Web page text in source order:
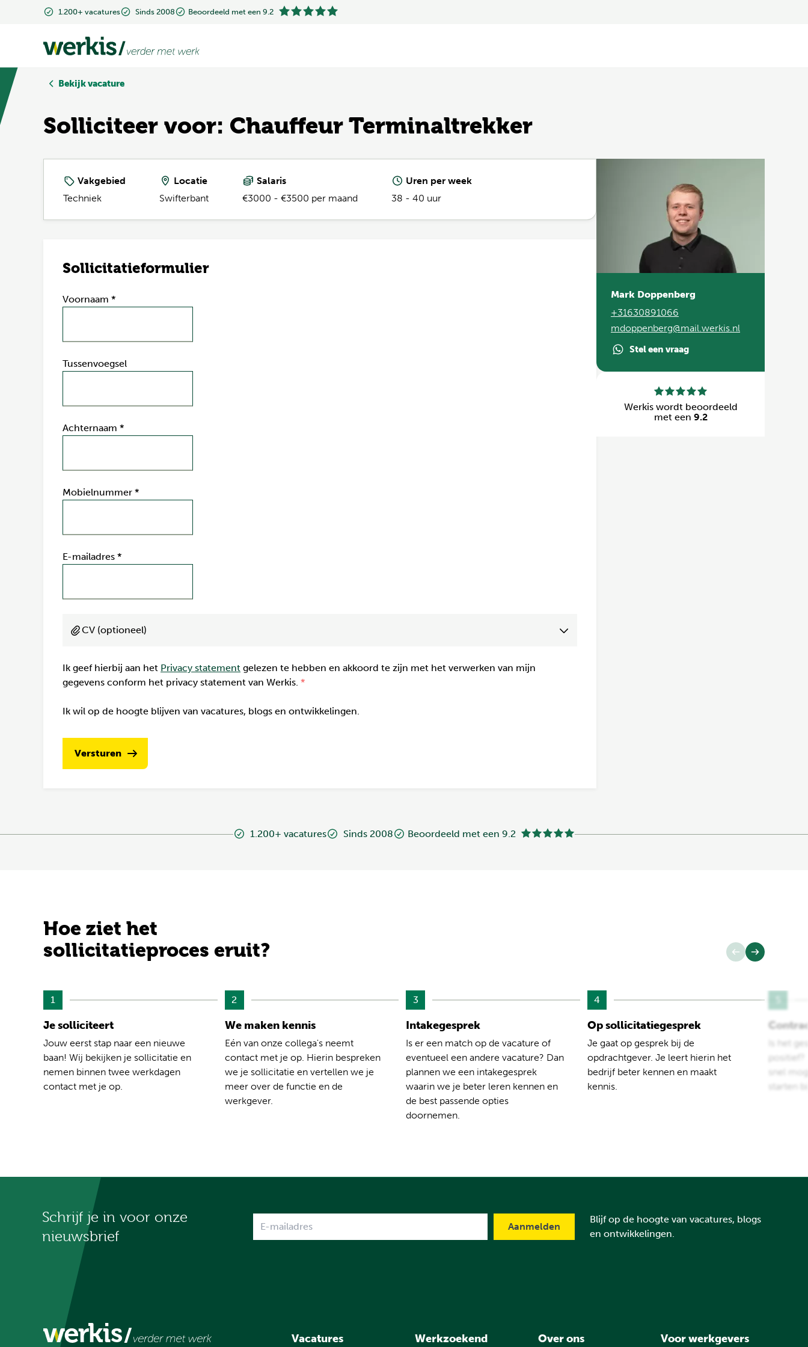
1.200+ vacatures Sinds 2008 Beoordeeld met een 9.2
1.200+ vacatures Sinds 2008 Beoordeeld met een 9.2
Bekijk vacature
Solliciteer voor: Chauffeur Terminaltrekker
Vakgebied
Techniek
Locatie
Swifterbant
Salaris
€3000 - €3500 per maand
Uren per week
38 - 40 uur
Sollicitatieformulier
Voornaam *
Tussenvoegsel
Achternaam *
Mobielnummer *
E-mailadres *
CV (optioneel)
Ik geef hierbij aan het Privacy statement gelezen te hebben en akkoord te zijn met het verwerken van mijn
gegevens conform het privacy statement van Werkis.
Ik wil op de hoogte blijven van vacatures, blogs en ontwikkelingen.
Versturen
Mark Doppenberg
+31630891066
mdoppenberg@mail.werkis.nl
Stel een vraag
Werkis wordt beoordeeld
met een 9.2
1.200+ vacatures Sinds 2008 Beoordeeld met een 9.2
Hoe ziet het
sollicitatieproces eruit?
1
Je solliciteert
Jouw eerst stap naar een nieuwe
baan! Wij bekijken je sollicitatie en
nemen binnen twee werkdagen
contact met je op.
2
We maken kennis
Eén van onze collega's neemt
contact met je op. Hierin bespreken
we je sollicitatie en vertellen we je
meer over de functie en de
werkgever.
3
Intakegesprek
Is er een match op de vacature of
eventueel een andere vacature? Dan
plannen we een intakegesprek
waarin we je beter leren kennen en
de best passende opties
doornemen.
4
Op sollicitatiegesprek
Je gaat op gesprek bij de
opdrachtgever. Je leert hierin het
bedrijf beter kennen en maakt
kennis.
Is het
snel
starten
Schrijf je in voor onze
nieuwsbrief
Blijf op de hoogte van vacatures, blogs
en ontwikkelingen.
Vacatures Werkzoekend Over ons Voor werkgevers